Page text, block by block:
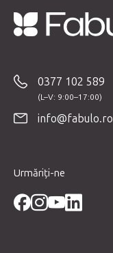
0377 102 589
info@fabulo.ro
Urmăriți-ne